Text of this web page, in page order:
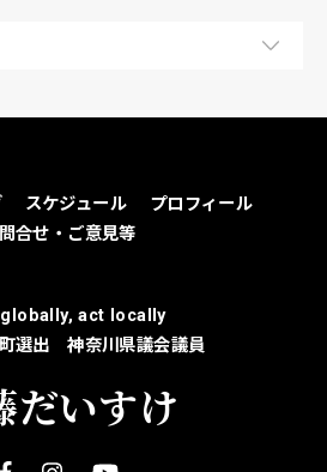
スケジュール
プロフィール
合せ・ご意見等
act locally
選出 神奈川県議会議員
だいすけ